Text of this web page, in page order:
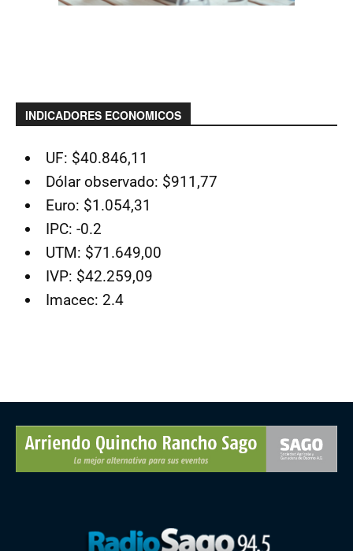
INDICADORES ECONOMICOS
UF: $40.846,11
Dólar observado: $911,77
Euro: $1.054,31
IPC: -0.2
UTM: $71.649,00
IVP: $42.259,09
Imacec: 2.4